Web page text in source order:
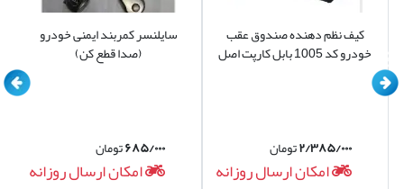
سایلنسر کمربند ایمنی خودرو
(صدا قطع کن)
۶۸۵/۰۰۰تومان
امکان ارسال روزانه
کیف نظم دهنده صندوق عقب
خودرو کد 1005 بابل کارپت اصل
۲/۳۸۵/۰۰۰تومان
امکان ارسال روزانه